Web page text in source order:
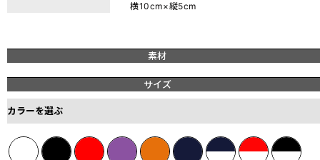
横10cm×縦5cm
素材
サイズ
カラーを選ぶ